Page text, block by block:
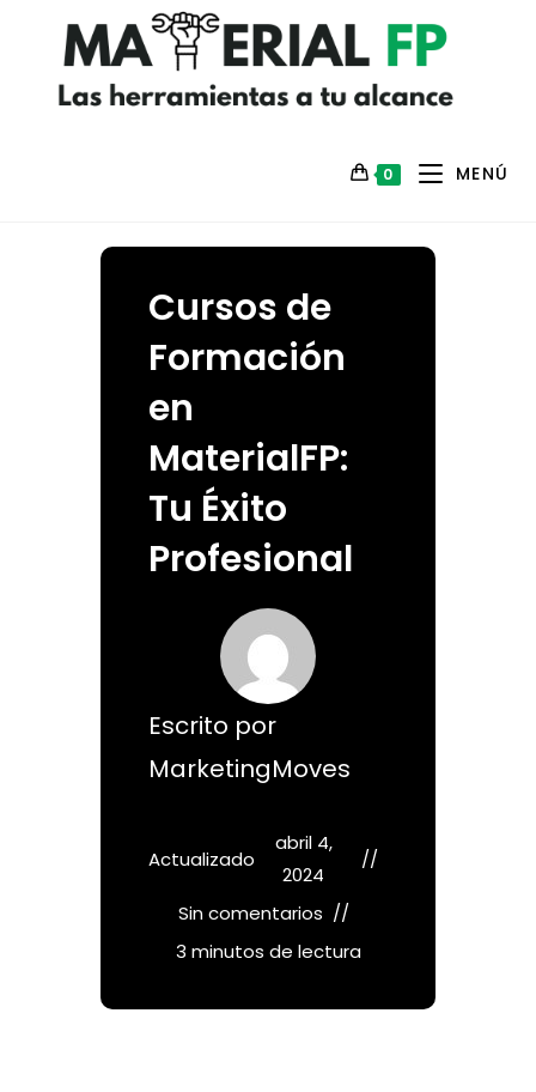
0 MENÚ
Cursos de
Formación
en
MaterialFP:
Tu Éxito
Profesional
Escrito por
MarketingMoves
Actualizado
abril 4,
2024
Sin comentarios
3 minutos de lectura